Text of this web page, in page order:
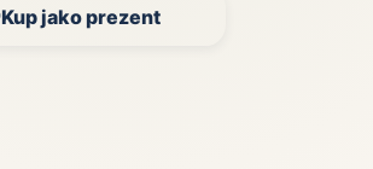
Kup jako prezent